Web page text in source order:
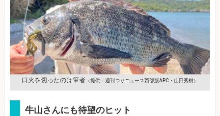
口火を切ったのは筆者 （提供：週刊つりニュース西部版APC・山田秀樹）
牛山さんにも待望のヒット